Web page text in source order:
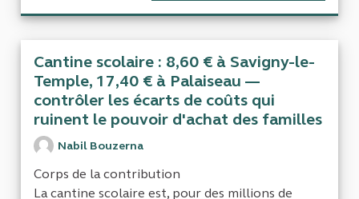
Cantine scolaire : 8,60 € à Savigny-le-
Temple, 17,40 € à Palaiseau —
contrôler les écarts de coûts qui
ruinent le pouvoir d'achat des familles
Nabil Bouzerna
Corps de la contribution
La cantine scolaire est, pour des millions de